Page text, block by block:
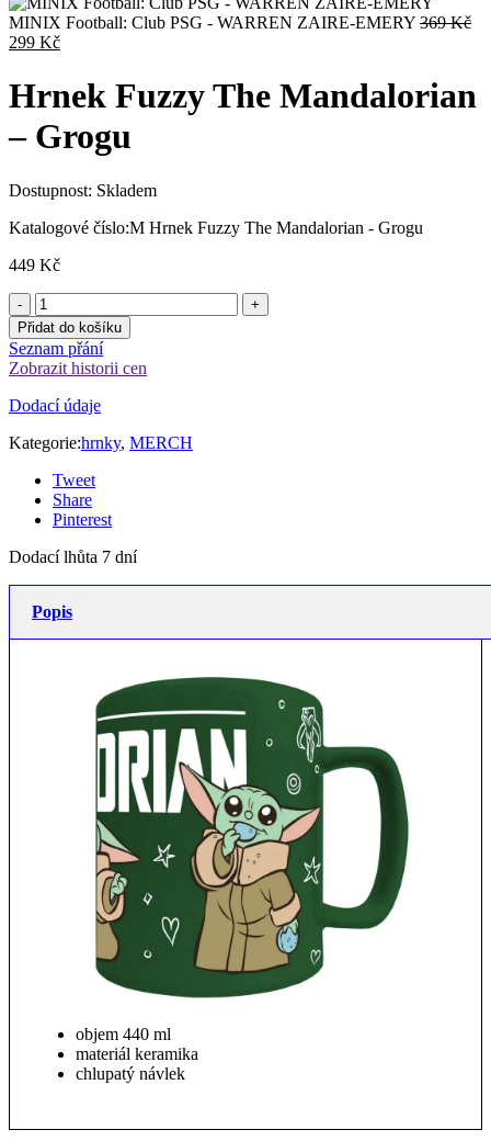
MINIX Football: Club PSG - WARREN ZAIRE-EMERY 369Kč
299 KčAktuální
299 Kč.
Hrnek Fuzzy The Mandalorian
– Grogu
Dostupnost: Skladem
Katalogové číslo:M Hrnek Fuzzy The Mandalorian - Grogu
449 Kč
Přidat do košíku
Seznam přání
Zobrazit historii cen
Dodací údaje
Kategorie:hrnky, MERCH
Tweet
Share
Pinterest
Dodací lhůta 7 dní
Popis
objem 440 ml
materiál keramika
chlupatý návlek